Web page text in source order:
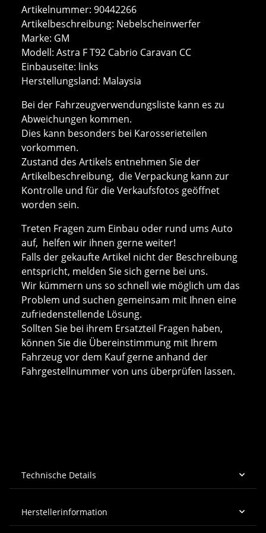
Artikelnummer: 90442266
Artikelbeschreibung: Nebelscheinwerfer
Marke: GM
Modell: Astra F T92 Cabrio Caravan CC
Einbauseite: links
Herstellungsland: Malaysia
Bei der Fahrzeugverwendungsliste kann es zu
Abweichungen kommen.
Dies kann besonders bei Karosserieteilen
vorkommen.
Zustand des Artikels entnehmen Sie der
Artikelbeschreibung, die Verpackung kann zur
Kontrolle und für die Verkaufsfotos geöffnet
worden sein.
Treten Fragen zum Einbau oder rund ums Auto
auf, helfen wir ihnen gerne weiter!
Falls der gekaufte Artikel nicht der Beschreibung
entspricht, melden Sie sich gerne bei uns.
Wir kümmern uns so schnell wie möglich um das
Problem und suchen gemeinsam mit Ihnen eine
zufriedenstellende Lösung.
Sollten Sie bei ihrem Ersatzteil Fragen haben,
können Sie die Übereinstimmung mit Ihrem
Fahrzeug vor dem Kauf gerne anhand der
Fahrgestellnummer von uns überprüfen lassen.
Technische Details
Herstellerinformation